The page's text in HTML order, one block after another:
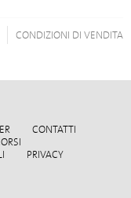
CONDIZIONI DI VENDITA
CONTATTI
PRIVACY